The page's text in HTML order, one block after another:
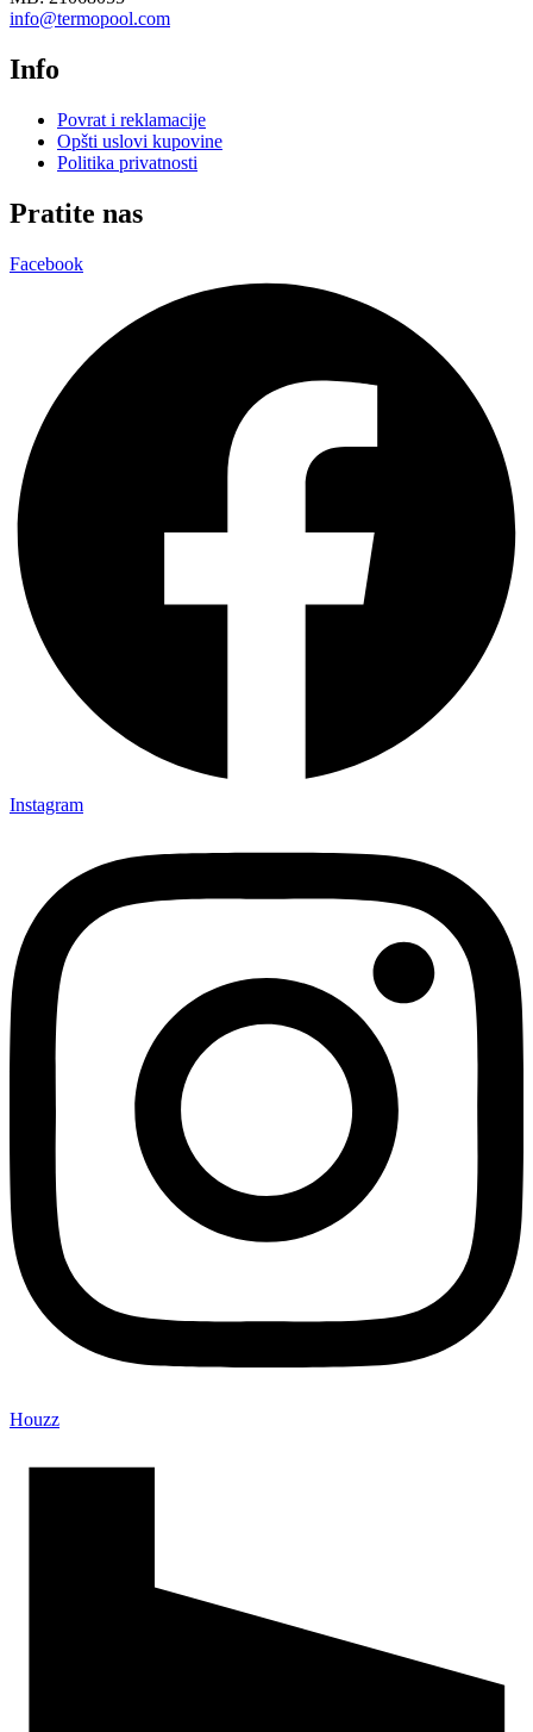
info@termopool.com
Info
Povrat i reklamacije
Opšti uslovi kupovine
Politika privatnosti
Pratite nas
Facebook
Instagram
Houzz